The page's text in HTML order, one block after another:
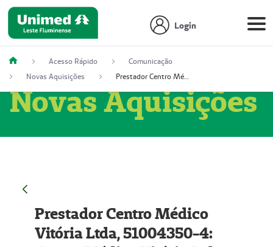
Login
Acesso Rápido
Comunicação
Novas Aquisições
Prestador Centro Médico Vitória Ltda, 51004350-4: Centro Médico Vitória Ltda (Nome Fantasia: Policlínica Master)
Novas Aquisições
Prestador Centro Médico
Vitória Ltda, 51004350-4: